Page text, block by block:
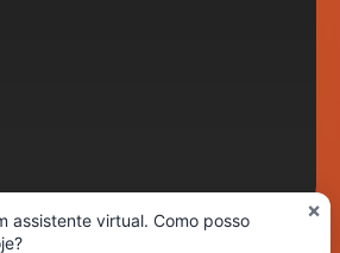
×
assistente virtual. Como posso